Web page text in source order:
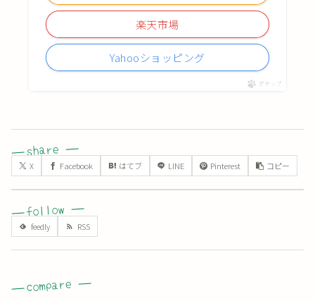
楽天市場
Yahooショッピング
ポチップ
X Facebook はてブ LINE Pinterest コピー